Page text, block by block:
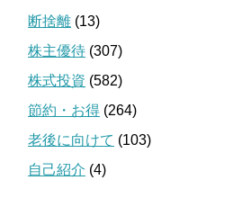
断捨離 (13)
株主優待 (307)
株式投資 (582)
節約・お得 (264)
老後に向けて (103)
自己紹介 (4)